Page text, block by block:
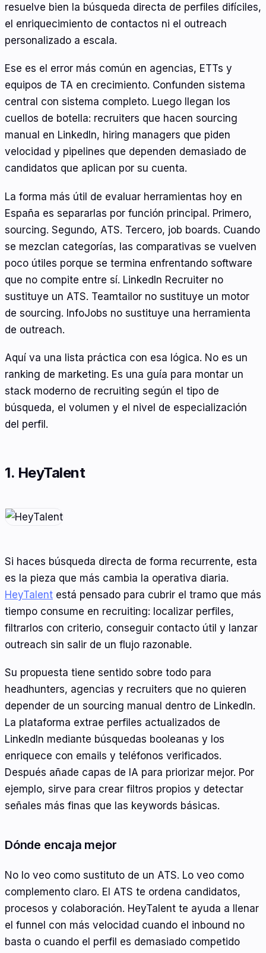
resuelve bien la búsqueda directa de perfiles difíciles,
el enriquecimiento de contactos ni el outreach
personalizado a escala.
Ese es el error más común en agencias, ETTs y
equipos de TA en crecimiento. Confunden sistema
central con sistema completo. Luego llegan los
cuellos de botella: recruiters que hacen sourcing
manual en LinkedIn, hiring managers que piden
velocidad y pipelines que dependen demasiado de
candidatos que aplican por su cuenta.
La forma más útil de evaluar herramientas hoy en
España es separarlas por función principal. Primero,
sourcing. Segundo, ATS. Tercero, job boards. Cuando
se mezclan categorías, las comparativas se vuelven
poco útiles porque se termina enfrentando software
que no compite entre sí. LinkedIn Recruiter no
sustituye un ATS. Teamtailor no sustituye un motor
de sourcing. InfoJobs no sustituye una herramienta
de outreach.
Aquí va una lista práctica con esa lógica. No es un
ranking de marketing. Es una guía para montar un
stack moderno de recruiting según el tipo de
búsqueda, el volumen y el nivel de especialización
del perfil.
1. HeyTalent
Si haces búsqueda directa de forma recurrente, esta
es la pieza que más cambia la operativa diaria.
HeyTalent está pensado para cubrir el tramo que más
tiempo consume en recruiting: localizar perfiles,
filtrarlos con criterio, conseguir contacto útil y lanzar
outreach sin salir de un flujo razonable.
Su propuesta tiene sentido sobre todo para
headhunters, agencias y recruiters que no quieren
depender de un sourcing manual dentro de LinkedIn.
La plataforma extrae perfiles actualizados de
LinkedIn mediante búsquedas booleanas y los
enriquece con emails y teléfonos verificados.
Después añade capas de IA para priorizar mejor. Por
ejemplo, sirve para crear filtros propios y detectar
señales más finas que las keywords básicas.
Dónde encaja mejor
No lo veo como sustituto de un ATS. Lo veo como
complemento claro. El ATS te ordena candidatos,
procesos y colaboración. HeyTalent te ayuda a llenar
el funnel con más velocidad cuando el inbound no
basta o cuando el perfil es demasiado competido